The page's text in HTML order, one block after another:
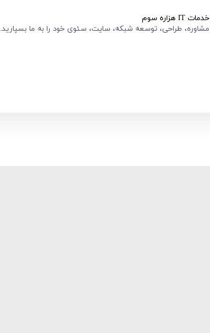
خدمات IT هزاره سوم
مشاوره، طراحی، توسعه شبکه، سایت، سئوی خود را به ما بسپارید.